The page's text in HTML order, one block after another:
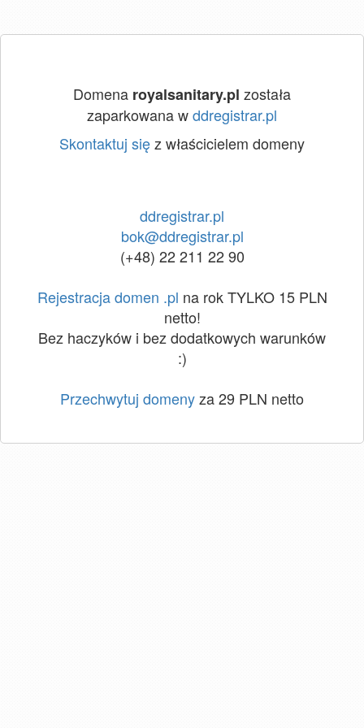
Domena royalsanitary.pl została
zaparkowana wddregistrar.pl
Skontaktuj sięz właścicielem domeny
ddregistrar.pl
bok@ddregistrar.pl
(+48) 22 211 22 90
Rejestracja domen .pl na rok TYLKO 15 PLN
netto!
Bez haczyków i bez dodatkowych warunków
:)
Przechwytuj domenyza 29 PLN netto